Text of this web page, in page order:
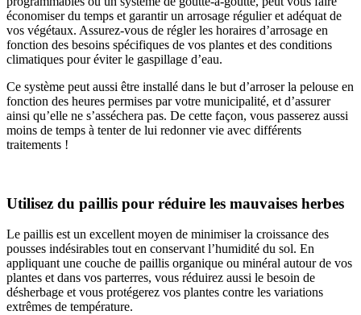
économiser du temps et garantir un arrosage régulier et adéquat de
vos végétaux. Assurez-vous de régler les horaires d’arrosage en
fonction des besoins spécifiques de vos plantes et des conditions
climatiques pour éviter le gaspillage d’eau.
Ce système peut aussi être installé dans le but d’arroser la pelouse en
fonction des heures permises par votre municipalité, et d’assurer
ainsi qu’elle ne s’asséchera pas. De cette façon, vous passerez aussi
moins de temps à tenter de lui redonner vie avec différents
traitements !
Utilisez du paillis pour réduire les mauvaises herbes
Le paillis est un excellent moyen de minimiser la croissance des
pousses indésirables tout en conservant l’humidité du sol. En
appliquant une couche de paillis organique ou minéral autour de vos
plantes et dans vos parterres, vous réduirez aussi le besoin de
désherbage et vous protégerez vos plantes contre les variations
extrêmes de température.